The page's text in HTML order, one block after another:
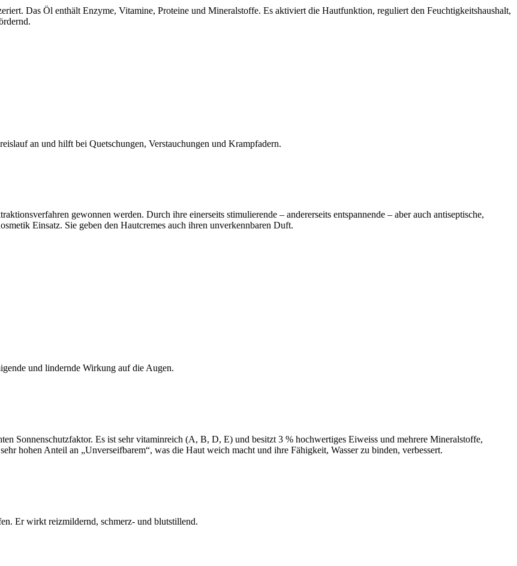
Das Öl enthält Enzyme, Vitamine, Proteine und Mineralstoffe. Es aktiviert die Hautfunktion, reguliert den Feuchtigkeitshaushalt,
an und hilft bei Quetschungen, Verstauchungen und Krampfadern.
gewonnen werden. Durch ihre einerseits stimulierende – andererseits entspannende – aber auch antiseptische,
Einsatz. Sie geben den Hautcremes auch ihren unverkennbaren Duft.
und lindernde Wirkung auf die Augen.
Sonnenschutzfaktor. Es ist sehr vitaminreich (A, B, D, E) und besitzt 3 % hochwertiges Eiweiss und mehrere Mineralstoffe,
hohen Anteil an „Unverseifbarem“, was die Haut weich macht und ihre Fähigkeit, Wasser zu binden, verbessert.
Er wirkt reizmildernd, schmerz- und blutstillend.